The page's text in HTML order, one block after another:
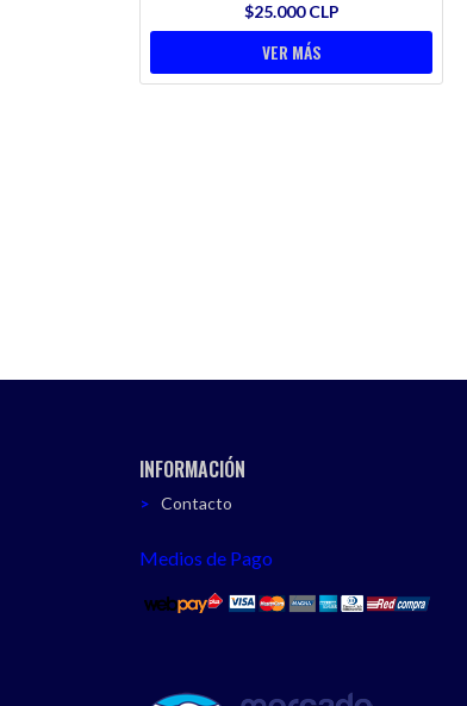
$25.000 CLP
VER MÁS
INFORMACIÓN
Contacto
Medios de Pago